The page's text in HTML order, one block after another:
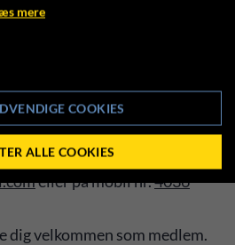
du på MobilePay nr.
modtage bekræftelse på
altid velkommen til at
Uffe Madsen på
eller på mobil nr.4036
velkommen som medlem.
mere
COOKIES
ALLE COOKIES